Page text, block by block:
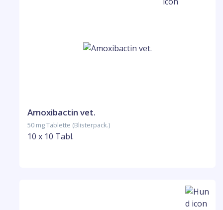
Amoxibactin vet.
50 mg Tablette (Blisterpack.)
10 x 10 Tabl.